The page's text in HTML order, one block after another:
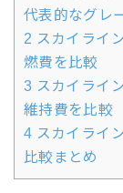
代表的なグレ
2 スカイライ
燃費を比較
3 スカイライ
維持費を比較
4 スカイライ
比較まとめ